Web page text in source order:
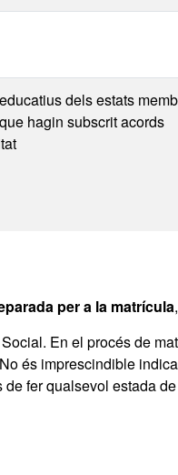
dels estats
hagin subscrit acords
per a la matrícula
En el procés de
és imprescindible
fer qualsevol estada